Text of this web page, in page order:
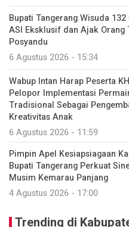
Bupati Tangerang Wisuda
ASI Eksklusif dan Ajak Orang
Posyandu
6 Agustus 2026 - 15:34
Wabup Intan Harap Peserta
Pelopor Implementasi
Tradisional Sebagai
Kreativitas Anak
6 Agustus 2026 - 11:59
Pimpin Apel Kesiapsiagaan
Bupati Tangerang Perkuat
Musim Kemarau Panjang
4 Agustus 2026 - 17:00
Trending di